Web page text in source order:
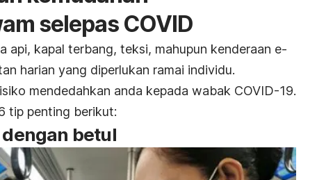
selepas COVID
api, kapal terbang, teksi, mahupun kenderaan e-
harian yang diperlukan ramai individu.
mendedahkan anda kepada wabak COVID-19.
tip penting berikut:
betul